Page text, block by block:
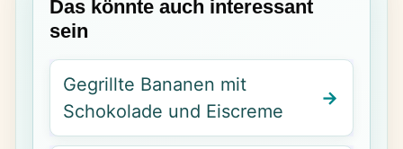
Das könnte auch interessant
sein
Gegrillte Bananen mit
Schokolade und Eiscreme